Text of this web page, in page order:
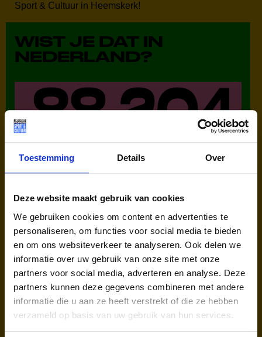
Toestemming Details Over
Deze website maakt gebruik van cookies
We gebruiken cookies om content en advertenties te
personaliseren, om functies voor social media te bieden
en om ons websiteverkeer te analyseren. Ook delen we
informatie over uw gebruik van onze site met onze
partners voor social media, adverteren en analyse. Deze
partners kunnen deze gegevens combineren met andere
informatie die u aan ze heeft verstrekt of die ze hebben
verzameld op basis van uw gebruik van hun services.
Sport & Cultuur in Heemskerk!
WIST JE DAT IN
NEDERLAND?
kinderen en jongeren werden in
kinderen en jongeren werden in
2025 via ons lid van een
sportclub.